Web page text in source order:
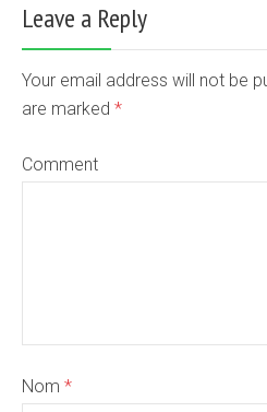
Leave a Reply
Your email address will not be
are marked *
Comment
Nom *